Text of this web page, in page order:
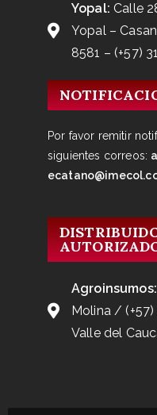
Yopal: Calle
Yopal –
8581 – (+57)
Por favor remitir
siguientes correos:
Agroinsumos:
Molina /
Valle del